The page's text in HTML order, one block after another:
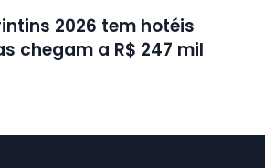
2026 tem hotéis
chegam a R$ 247 mil